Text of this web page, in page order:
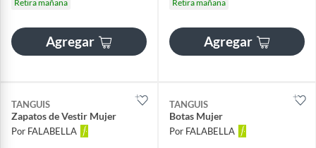
Retira mañana
Agregar
Retira mañana
Agregar
TANGUIS
Zapatos de Vestir Mujer
Por FALABELLA
TANGUIS
Botas Mujer
Por FALABELLA